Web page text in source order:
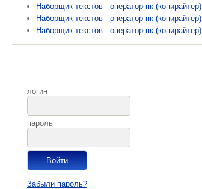
Наборщик текстов - оператор пк (копирайтер)
Наборщик текстов - оператор пк (копирайтер)
Наборщик текстов - оператор пк (копирайтер)
логин
пароль
Забыли пароль?